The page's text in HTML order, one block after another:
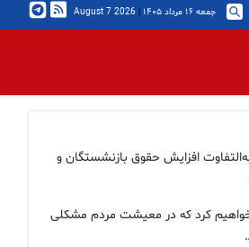
جمعه ۱۶ مرداد ۱۴۰۵ |
2026 August 7
افزایش حقوق بازنشستگان و
کرد که در معیشت مردم مشکلی